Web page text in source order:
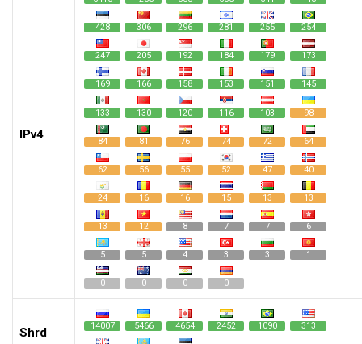
IPv4
428 306 296 281 255 254
247 205 192 184 179 173
169 166 158 153 151 145
133 130 120 116 103 98
84 81 76 74 72 64
62 56 55 52 47 40
24 16 16 15 13 13
13 12 8 7 7 6
5 5 4 3 3 1
0 0 0 0
Shrd 14007 5466 4654 2452 1090 313